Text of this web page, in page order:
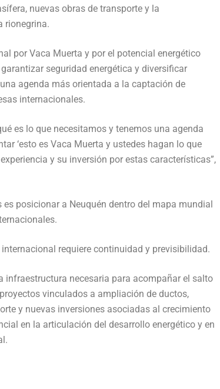
nuevas obras de transporte y la
rionegrina.
por Vaca Muerta y por el potencial energético
seguridad energética y diversificar
agenda más orientada a la captación de
internacionales.
es lo que necesitamos y tenemos una agenda
‘esto es Vaca Muerta y ustedes hagan lo que
y su inversión por estas características”,
posicionar a Neuquén dentro del mapa mundial
requiere continuidad y previsibilidad.
infraestructura necesaria para acompañar el salto
vinculados a ampliación de ductos,
y nuevas inversiones asociadas al crecimiento
en la articulación del desarrollo energético y en